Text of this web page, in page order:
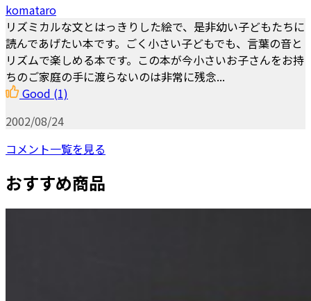
komataro
リズミカルな文とはっきりした絵で、是非幼い子どもたちに
読んであげたい本です。ごく小さい子どもでも、言葉の音と
リズムで楽しめる本です。この本が今小さいお子さんをお持
ちのご家庭の手に渡らないのは非常に残念...
Good (1)
2002/08/24
コメント一覧を見る
おすすめ商品